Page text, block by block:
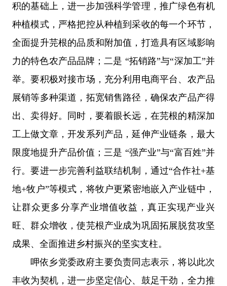
积的基础上，进一步加强科学管理，推广绿色有机
种植模式，严格把控从种植到采收的每一个环节，
全面提升芫根的品质和附加值，打造具有区域影响
力的特色农产品品牌；二是 “拓销路”与“深加工”并
举。要积极对接市场，充分利用电商平台、农产品
展销等多种渠道，拓宽销售路径，确保农产品产得
出、卖得好。同时，要着眼长远，在芫根的精深加
工上做文章，开发系列产品，延伸产业链条，最大
限度地提升产品价值；三是 “强产业”与“富百姓”并
行。要进一步完善利益联结机制，通过“合作社+基
地+牧户”等模式，将牧户更紧密地嵌入产业链中，
让群众更多分享产业增值收益，真正实现产业兴
旺、群众增收，使芫根产业成为巩固拓展脱贫攻坚
成果、全面推进乡村振兴的坚实支柱。
呷依乡党委政府主要负责同志表示，将以此次
丰收为契机，进一步坚定信心、鼓足干劲，全力推